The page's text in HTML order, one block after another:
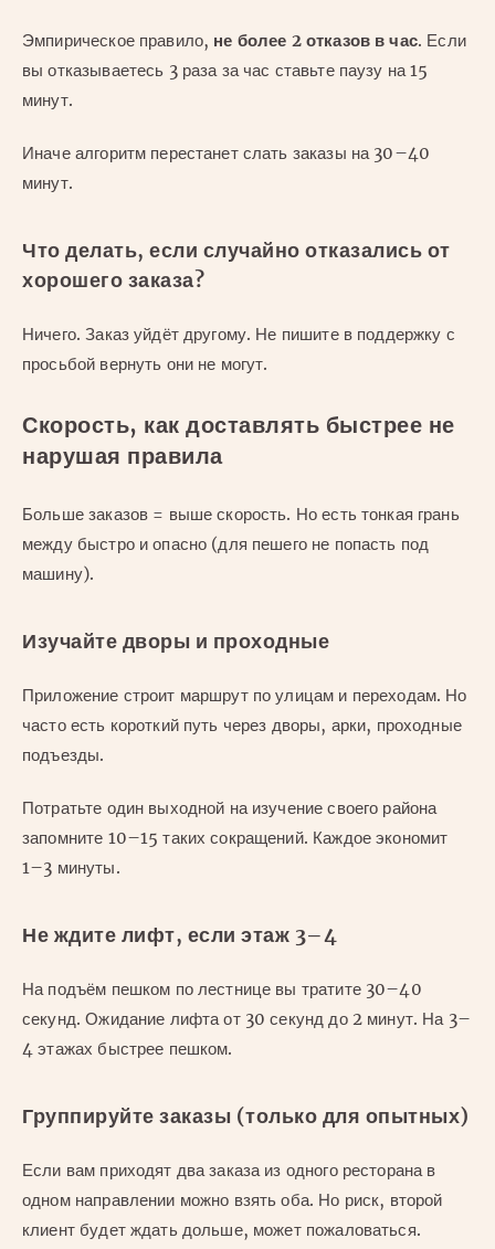
Эмпирическое правило, не более 2 отказов в час. Если
вы отказываетесь 3 раза за час ставьте паузу на 15
минут.
Иначе алгоритм перестанет слать заказы на 30–40
минут.
Что делать, если случайно отказались от
хорошего заказа?
Ничего. Заказ уйдёт другому. Не пишите в поддержку с
просьбой вернуть они не могут.
Скорость, как доставлять быстрее не
нарушая правила
Больше заказов = выше скорость. Но есть тонкая грань
между быстро и опасно (для пешего не попасть под
машину).
Изучайте дворы и проходные
Приложение строит маршрут по улицам и переходам. Но
часто есть короткий путь через дворы, арки, проходные
подъезды.
Потратьте один выходной на изучение своего района
запомните 10–15 таких сокращений. Каждое экономит
1–3 минуты.
Не ждите лифт, если этаж 3–4
На подъём пешком по лестнице вы тратите 30–40
секунд. Ожидание лифта от 30 секунд до 2 минут. На 3–
4 этажах быстрее пешком.
Группируйте заказы (только для опытных)
Если вам приходят два заказа из одного ресторана в
одном направлении можно взять оба. Но риск, второй
клиент будет ждать дольше, может пожаловаться.